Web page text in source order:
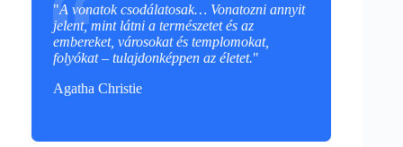
"A vonatok csodálatosak… Vonatozni annyit
jelent, mint látni a természetet és az
embereket, városokat és templomokat,
folyókat – tulajdonképpen az életet."
Agatha Christie